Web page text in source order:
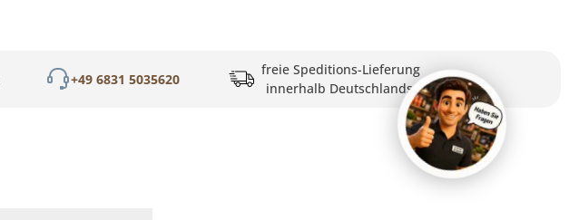
+49 6831 5035620
freie Speditions-Lieferung
innerhalb Deutschlands